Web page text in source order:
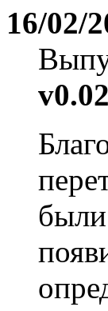
16/02/